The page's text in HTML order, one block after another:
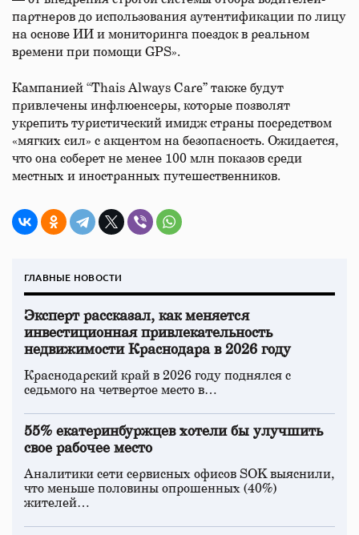
партнеров до использования аутентификации по лицу
на основе ИИ и мониторинга поездок в реальном
времени при помощи GPS».
Кампанией “Thais Always Care” также будут
привлечены инфлюенсеры, которые позволят
укрепить туристический имидж страны посредством
«мягких сил» с акцентом на безопасность. Ожидается,
что она соберет не менее 100 млн показов среди
местных и иностранных путешественников.
ГЛАВНЫЕ НОВОСТИ
Эксперт рассказал, как меняется
инвестиционная привлекательность
недвижимости Краснодара в 2026 году
Краснодарский край в 2026 году поднялся с
седьмого на четвертое место в…
55% екатеринбуржцев хотели бы улучшить
свое рабочее место
Аналитики сети сервисных офисов SOK выяснили,
что меньше половины опрошенных (40%)
жителей…